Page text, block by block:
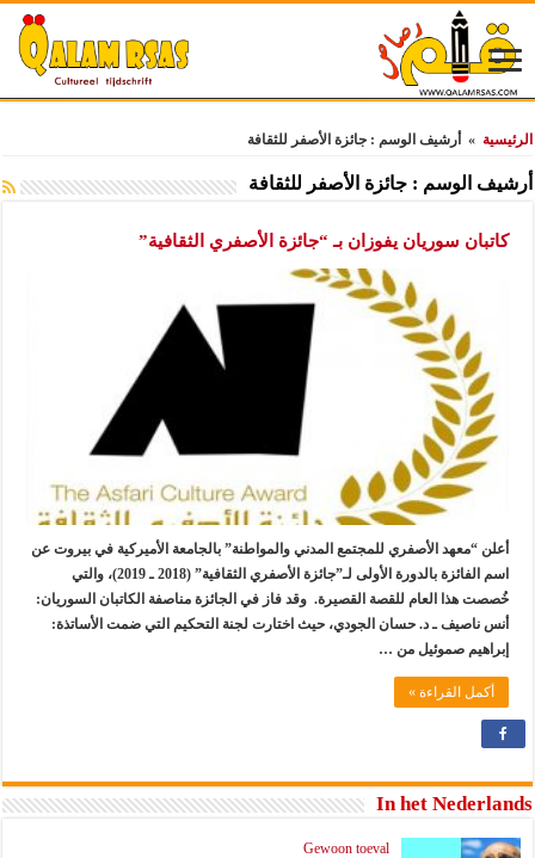
الرئيسية » أرشيف الوسم : جائزة الأصفر للثقافة
أرشيف الوسم : جائزة الأصفر للثقافة
كاتبان سوريان يفوزان بـ “جائزة الأصفري الثقافية”
أعلن “معهد الأصفري للمجتمع المدني والمواطنة” بالجامعة الأميركية في بيروت عن
اسم الفائزة بالدورة الأولى لـ”جائزة الأصفري الثقافية” (2018 ـ 2019)، والتي
خُصصت هذا العام للقصة القصيرة. وقد فاز في الجائزة مناصفة الكاتبان السوريان:
أنس ناصيف ـ د. حسان الجودي، حيث اختارت لجنة التحكيم التي ضمت الأساتذة:
إبراهيم صموئيل من …
أكمل القراءة »
In het Nederlands
Gewoon toeval